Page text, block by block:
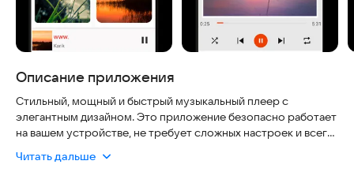
Описание приложения
Стильный, мощный и быстрый музыкальный плеер с
элегантным дизайном. Это приложение безопасно работает
на вашем устройстве, не требует сложных настроек и всегда
позволяет мгновенно управлять всеми вашими
Читать дальше